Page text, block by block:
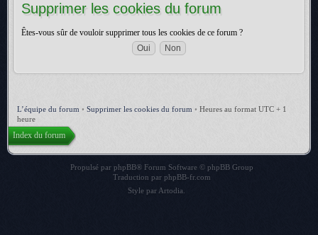
Supprimer les cookies du forum
Êtes-vous sûr de vouloir supprimer tous les cookies de ce forum ?
L’équipe du forum • Supprimer les cookies du forum • Heures au format UTC + 1
heure
Index du forum
Propulsé par phpBB® Forum Software © phpBB Group
Traduction par phpBB-fr.com
Style par Artodia